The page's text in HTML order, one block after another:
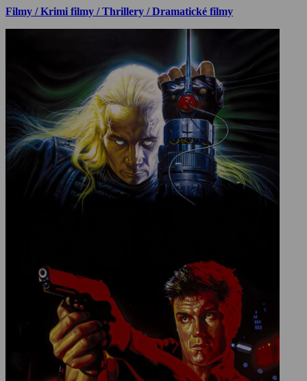
Filmy / Krimi filmy / Thrillery / Dramatické filmy